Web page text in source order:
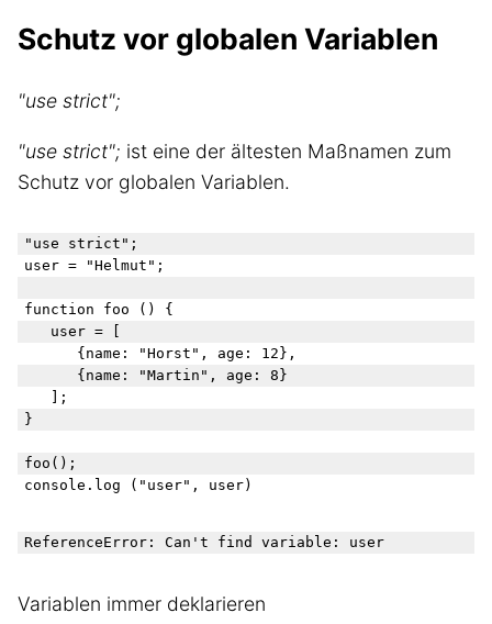
Schutz vor globalen Variablen
"use strict";
"use strict"; ist eine der ältesten Maßnamen zum
Schutz vor globalen Variablen.
"use strict";
user = "Helmut";
function foo () {
}
foo();
Variablen immer deklarieren